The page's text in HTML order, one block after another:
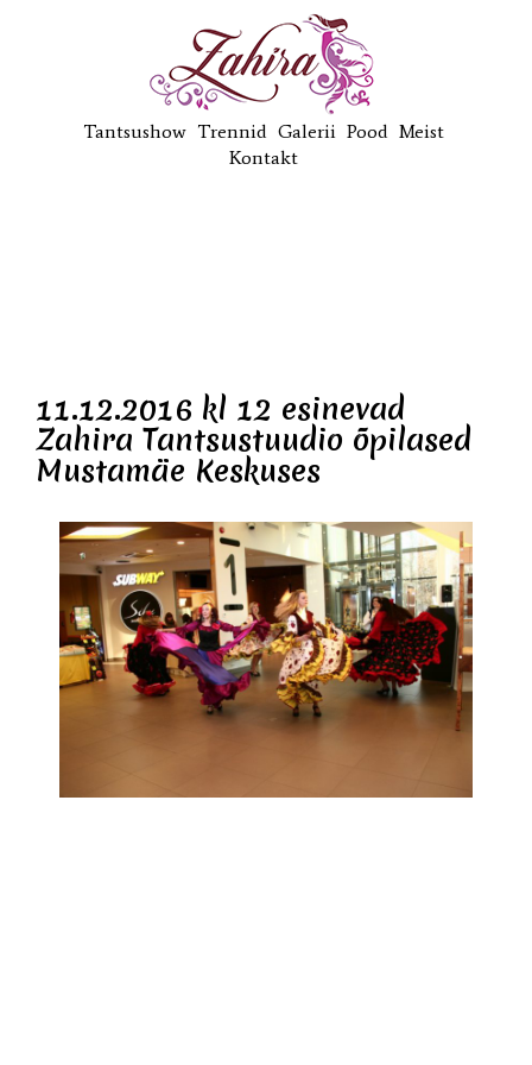
Tantsushow Trennid Galerii Pood Meist
Kontakt
11.12.2016 kl 12 esinevad
Zahira Tantsustuudio õpilased
Mustamäe Keskuses